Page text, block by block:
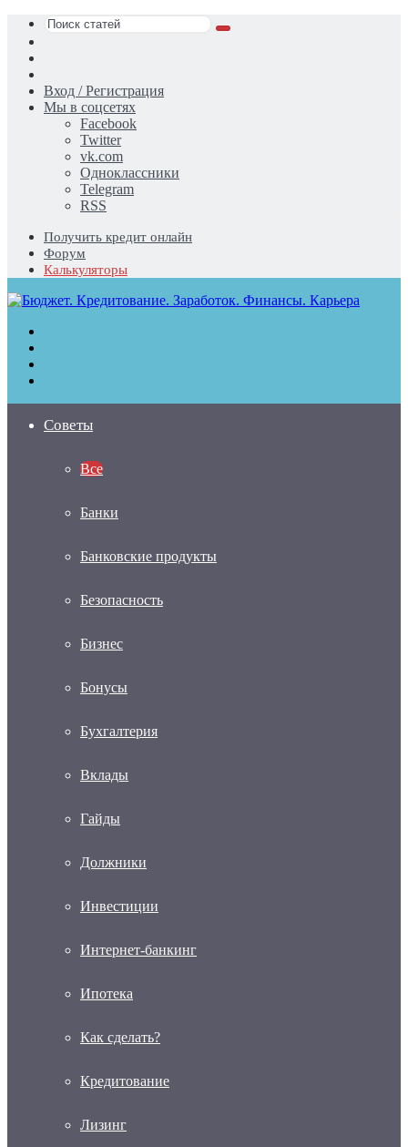
Поиск
статья
Вход / Регистрация
Мы в соцсетях
Facebook
Twitter
vk.com
Одноклассники
Telegram
RSS
Получить кредит онлайн
Форум
Калькуляторы
Советы
Все
Банки
Банковские продукты
Безопасность
Бизнес
Бонусы
Бухгалтерия
Вклады
Гайды
Должники
Инвестиции
Интернет-банкинг
Ипотека
Как сделать?
Кредитование
Лизинг